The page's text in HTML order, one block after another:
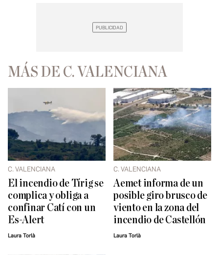
MÁS DE C. VALENCIANA
C. VALENCIANA
El incendio de Tírig se
complica y obliga a
confinar Catí con un
Es-Alert
Laura Torlà
C. VALENCIANA
Aemet informa de un
posible giro brusco de
viento en la zona del
incendio de Castellón
Laura Torlà